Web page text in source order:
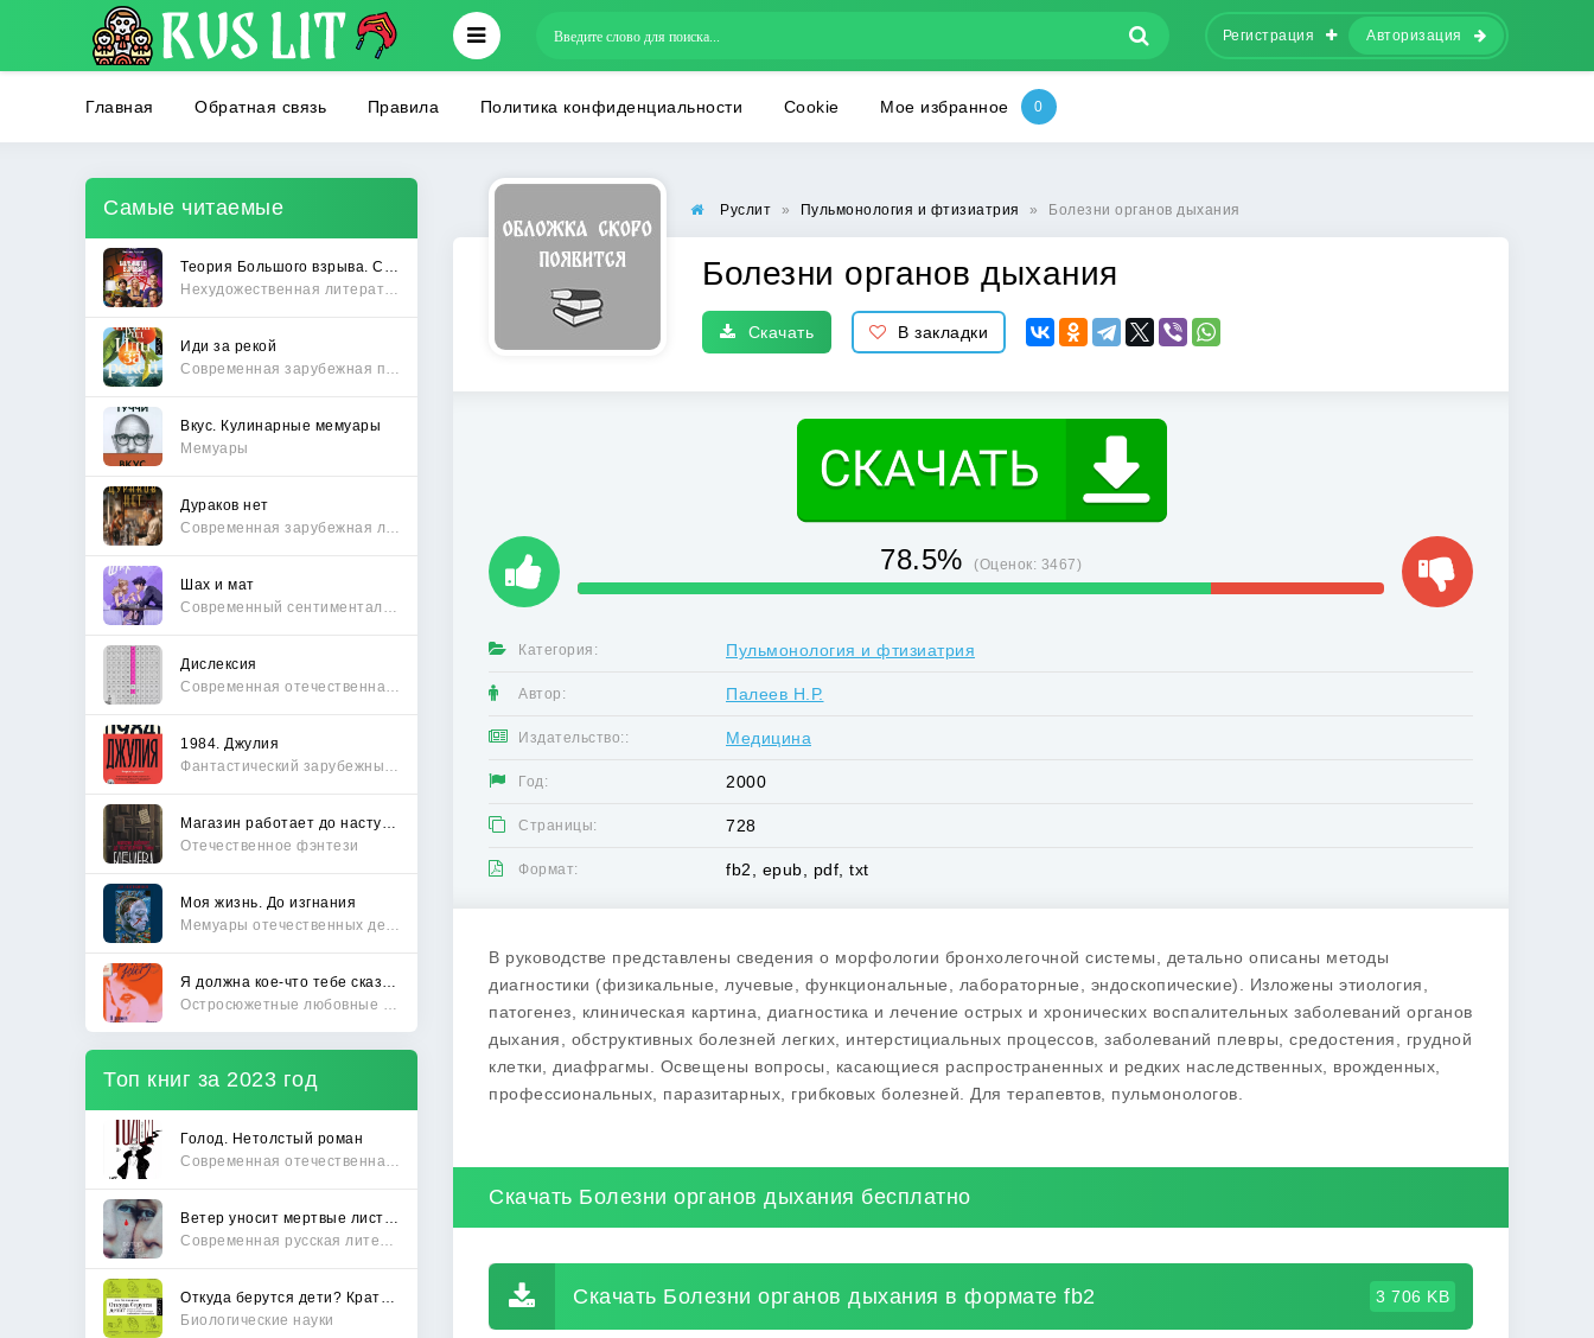
Регистрация Авторизация
Главная Обратная связь Правила Политика конфиденциальности Cookie Мое избранное
Самые читаемые
Иди за рекой
Вкус. Кулинарные мемуары
Мемуары
Дураков нет
Шах и мат
Дислексия
1984. Джулия
Отечественное фэнтези
Моя жизнь. До изгнания
Топ книг за 2023 год
Голод. Нетолстый роман
Биологические науки
Руслит » Пульмонология и фтизиатрия » Болезни органов дыхания
Болезни органов дыхания
Скачать В закладки
78.5% (Оценок: 3467)
Категория: Пульмонология и фтизиатрия
Автор: Палеев Н.Р.
Издательство:: Медицина
Год: 2000
Страницы: 728
Формат: fb2, epub, pdf, txt
В руководстве представлены сведения о морфологии бронхолегочной системы, детально описаны методы
диагностики (физикальные, лучевые, функциональные, лабораторные, эндоскопические). Изложены этиология,
патогенез, клиническая картина, диагностика и лечение острых и хронических воспалительных заболеваний органов
дыхания, обструктивных болезней легких, интерстициальных процессов, заболеваний плевры, средостения, грудной
клетки, диафрагмы. Освещены вопросы, касающиеся распространенных и редких наследственных, врожденных,
профессиональных, паразитарных, грибковых болезней. Для терапевтов, пульмонологов.
Скачать Болезни органов дыхания бесплатно
Скачать Болезни органов дыхания в формате fb2 3 706 KB